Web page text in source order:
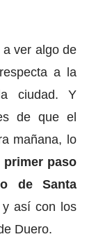
ver algo de
a la
ciudad. Y
de que el
mañana, lo
primer paso
de Santa
y así con los
Duero.